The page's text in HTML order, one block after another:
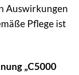
Auswirkungen
Pflege ist
„C5000